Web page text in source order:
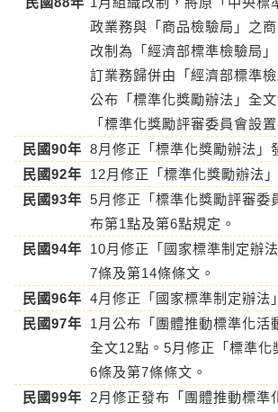
政業務與「商品檢驗局」之
改制為「經濟部標準檢驗局
訂業務歸併由「經濟部標準
公布「標準化獎勵辦法」全
「標準化獎勵評審委員會設
民國90年 8月修正「標準化獎勵辦法」
民國92年
12月修正「標準化獎勵辦法
民國93年 5月修正「標準化獎勵評審委
布第1點及第6點規定。
民國94年
10月修正「國家標準制定辦
7條及第14條條文。
民國96年 4月修正「國家標準制定辦法
民國97年
1月公布「團體推動標準化活
全文12點。5月修正「標準化
6條及第7條條文。
民國99年
2月修正發布「團體推動標準